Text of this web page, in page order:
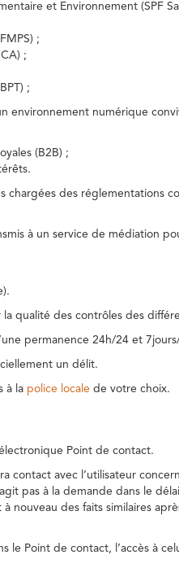
et Environnement (SPF
;
;
;
environnement numérique
(B2B) ;
chargées des réglementations
à un service de médiation
qualité des contrôles des
permanence 24h/24 et
un délit.
à la police locale de votre choix.
Point de contact.
contact avec l’utilisateur
pas à la demande dans le
des faits similaires
le Point de contact, l’accès à